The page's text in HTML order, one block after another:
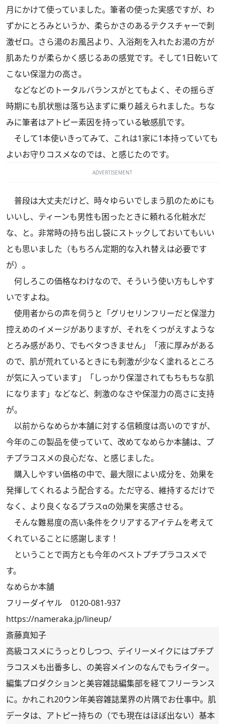
月にかけて使っていました。筆者の使った実感ですが、わ
ずかにとろみというか、柔らかさのあるテクスチャーで刺
激ゼロ。さら湯のお風呂より、入浴剤を入れたお湯の方が
肌あたりが柔らかく感じるあの感覚です。そして1日乾いて
こない保湿力の高さ。
などなどのトータルバランスがとてもよく、その揺らぎ
時期にも肌状態は落ち込まずに乗り越えられました。ちな
みに筆者はアトピー素因を持っている敏感肌です。
そして1本使いきってみて、これは1家に1本持っていても
よいお守りコスメなのでは、と感じたのです。
ADVERTISEMENT
普段は大丈夫だけど、時々ゆらいでしまう肌のためにも
いいし、ティーンも男性も困ったときに頼れる化粧水だ
な、と。非常時の持ち出し袋にストックしておいてもいい
とも思いました（もちろん定期的な入れ替えは必要です
が）。
何しろこの価格なわけなので、そういう使い方もしやす
いですよね。
使用者からの声を伺うと「グリセリンフリーだと保湿力
控えめのイメージがありますが、それをくつがえすような
とろみ感があり、でもベタつきません」「液に厚みがある
ので、肌が荒れているときにも刺激が少なく塗れるところ
が気に入っています」「しっかり保湿されてもちもちな肌
になります」などなど、刺激のなさや保湿力の高さに支持
が。
以前からなめらか本舗に対する信頼度は高いのですが、
今年のこの製品を使っていて、改めてなめらか本舗は、プ
チプラコスメの良心だな、と感じました。
購入しやすい価格の中で、最大限によい成分を、効果を
発揮してくれるよう配合する。ただ守る、維持するだけで
なく、より良くなるプラスαの効果を実感させる。
そんな難易度の高い条件をクリアするアイテムを考えて
くれていることに感謝します！
ということで両方とも今年のベストプチプラコスメで
す。
なめらか本舗
フリーダイヤル 0120-081-937
https://nameraka.jp/lineup/
斎藤真知子
高級コスメにうっとりしつつ、デイリーメイクにはプチプ
ラコスメも出番多し、の美容メインのなんでもライター。
編集プロダクションと美容雑誌編集部を経てフリーランス
に。かれこれ20ウン年美容雑誌業界の片隅でお仕事中。肌
データは、アトピー持ちの（でも現在はほぼ出ない）基本